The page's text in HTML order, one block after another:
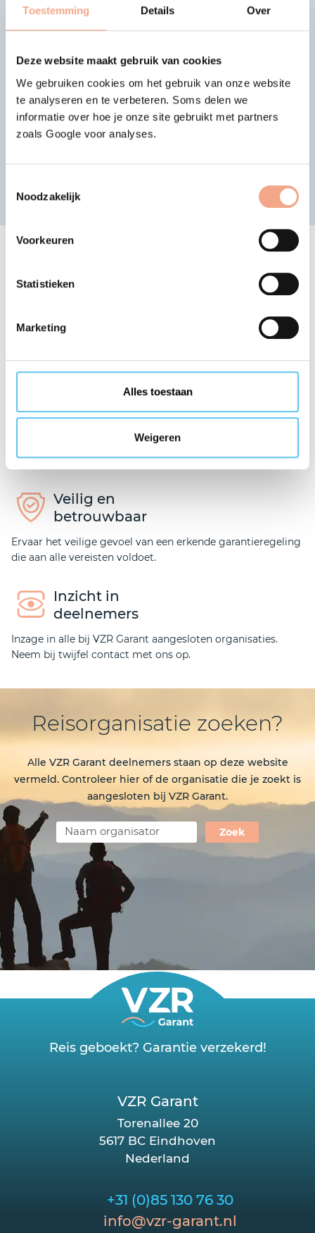
Toestemming Details Over
Deze website maakt gebruik van cookies
We gebruiken cookies om het gebruik van onze website
te analyseren en te verbeteren. Soms delen we
informatie over hoe je onze site gebruikt met partners
zoals Google voor analyses.
Noodzakelijk
Voorkeuren
Statistieken
Marketing
Alles toestaan
Weigeren
beëindigd
Het bestuur van VZR Garant heeft
besloten de dekking op pakketreizen,
gekoppelde reisarrangementen en losse
reisdiensten verkocht door Elba Travels
per 14-07-2026 te beëindigen…
Vorige
beschermd
erkend garantiefonds.
Zorgeloos
genieten
Zowel voor als tijdens de reis geniet je zorgeloos met de
zekerheid van VZR Garant.
Veilig en
betrouwbaar
Ervaar het veilige gevoel van een erkende garantieregeling
die aan alle vereisten voldoet.
Inzicht in
deelnemers
Inzage in alle bij VZR Garant aangesloten organisaties.
Neem bij twijfel contact met ons op.
Reisorganisatie zoeken?
Alle VZR Garant deelnemers staan op deze website
vermeld. Controleer hier of de organisatie die je zoekt is
aangesloten bij VZR Garant.
Zoek
Reis geboekt? Garantie verzekerd!
+31 (0)85 130 76 30
info@vzr-garant.nl
VZR Garant
Torenallee 20
5617 BC Eindhoven
Nederland